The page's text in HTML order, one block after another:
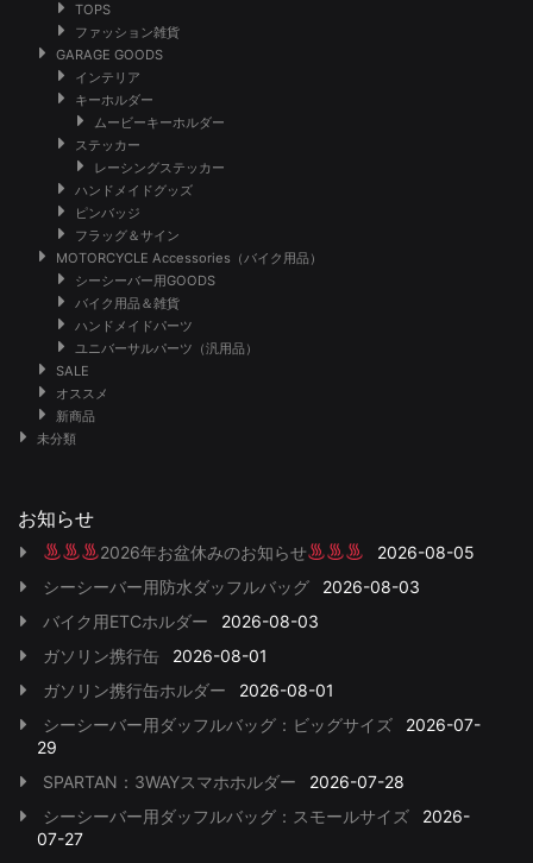
TOPS
ファッション雑貨
GARAGE GOODS
インテリア
キーホルダー
ムービーキーホルダー
ステッカー
レーシングステッカー
ハンドメイドグッズ
ピンバッジ
フラッグ＆サイン
MOTORCYCLE Accessories（バイク用品）
シーシーバー用GOODS
バイク用品＆雑貨
ハンドメイドパーツ
ユニバーサルパーツ（汎用品）
SALE
オススメ
新商品
未分類
お知らせ
2026年お盆休みのお知らせ
2026-08-05
シーシーバー用防水ダッフルバッグ
2026-08-03
バイク用ETCホルダー
2026-08-03
ガソリン携行缶
2026-08-01
ガソリン携行缶ホルダー
2026-08-01
シーシーバー用ダッフルバッグ：ビッグサイズ
2026-07-
29
SPARTAN：3WAYスマホホルダー
2026-07-28
シーシーバー用ダッフルバッグ：スモールサイズ
2026-
07-27